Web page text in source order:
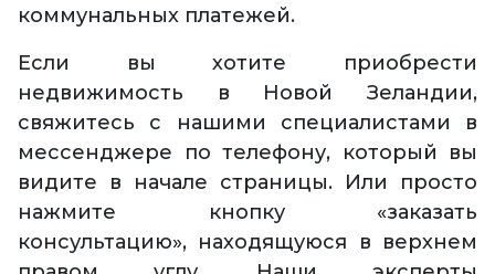
коммунальных платежей.
Если вы хотите приобрести
недвижимость в Новой Зеландии,
свяжитесь с нашими специалистами в
мессенджере по телефону, который вы
видите в начале страницы. Или просто
нажмите кнопку «заказать
консультацию», находящуюся в верхнем